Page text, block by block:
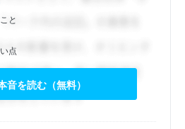
と
点
音を読む（無料）